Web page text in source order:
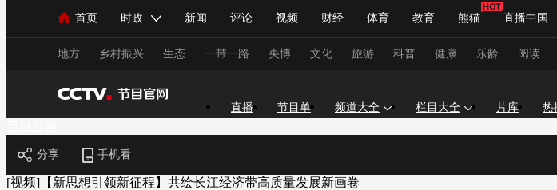
首页 时政 新闻 评论 视频 财经 体育 教育 熊猫 直播中国
人民领袖习近平 联播+ 中国领导人 央视快评 习式妙语 热解读 天天学习
直播 栏目大全 节目单 听音 微视频 主持人 下载央视影音
海外频道 iPanda English Монгол
地方 乡村振兴 生态 一带一路 央博 文化 旅游 科普 健康 乐龄 阅读
共产党员网 秧纪录 纪录片网 国家大剧院 大型活动
新闻 国内 国际 评论 经济 军事 科技
直播 节目单 频道大全 栏目大全 片库 热
分享 手机看
[视频]【新思想引领新征程】共绘长江经济带高质量发展新画卷